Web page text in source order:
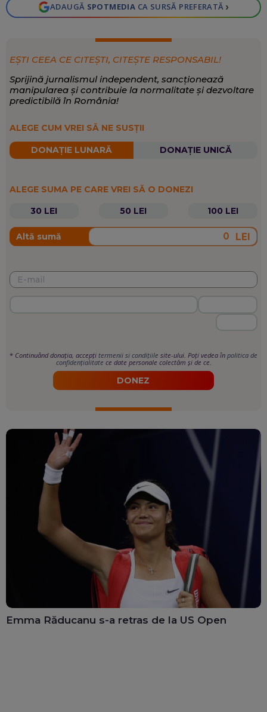
ADAUGĂ SPOTMEDIA CA SURSĂ PREFERATĂ ›
EȘTI CEEA CE CITEȘTI, CITEȘTE RESPONSABIL!
Sprijină jurnalismul independent, sancționează
manipularea și contribuie la normalitate și dezvoltare
predictibilă în România!
ALEGE CUM VREI SĂ NE SUSȚII
DONAȚIE LUNARĂ DONAȚIE UNICĂ
ALEGE SUMA PE CARE VREI SĂ O DONEZI
30 LEI
50 LEI 100 LEI
Altă sumă LEI
* Continuând donația, accepți termenii si condițiile site-ului. Poți vedea în politica de
confidențialitate ce date personale colectăm și de ce.
DONEZ
Emma Răducanu s-a retras de la US Open